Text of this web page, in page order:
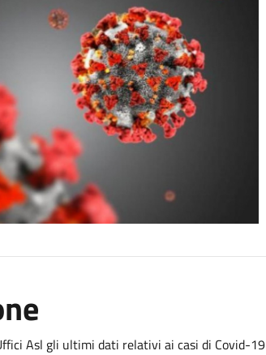
Asl gli ultimi dati relativi ai casi di Covid-